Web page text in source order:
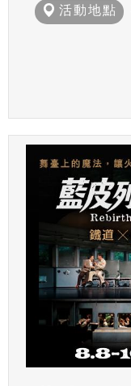
活動地點